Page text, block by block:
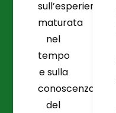
sull’esperienza
maturata
nel
tempo
e sulla
conoscenza
del